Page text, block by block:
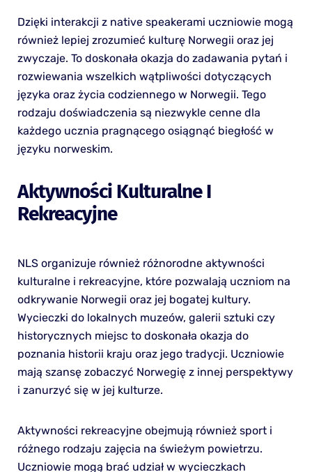
Dzięki interakcji z native speakerami uczniowie mogą
również lepiej zrozumieć kulturę Norwegii oraz jej
zwyczaje. To doskonała okazja do zadawania pytań i
rozwiewania wszelkich wątpliwości dotyczących
języka oraz życia codziennego w Norwegii. Tego
rodzaju doświadczenia są niezwykle cenne dla
każdego ucznia pragnącego osiągnąć biegłość w
języku norweskim.
Aktywności Kulturalne I
Rekreacyjne
NLS organizuje również różnorodne aktywności
kulturalne i rekreacyjne, które pozwalają uczniom na
odkrywanie Norwegii oraz jej bogatej kultury.
Wycieczki do lokalnych muzeów, galerii sztuki czy
historycznych miejsc to doskonała okazja do
poznania historii kraju oraz jego tradycji. Uczniowie
mają szansę zobaczyć Norwegię z innej perspektywy
i zanurzyć się w jej kulturze.
Aktywności rekreacyjne obejmują również sport i
różnego rodzaju zajęcia na świeżym powietrzu.
Uczniowie mogą brać udział w wycieczkach